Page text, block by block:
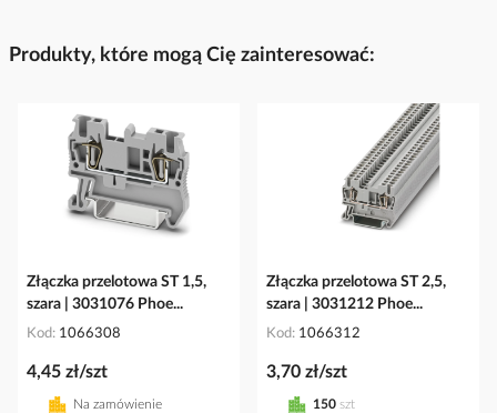
Produkty, które mogą Cię zainteresować:
Złączka przelotowa ST 1,5,
szara | 3031076 Phoe...
Kod 1066308
4,45 zł/szt
Na zamówienie
Złączka przelotowa ST 2,5,
szara | 3031212 Phoe...
Kod 1066312
3,70 zł/szt
150 szt